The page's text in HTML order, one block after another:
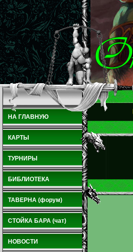
НА ГЛАВНУЮ
КАРТЫ
ТУРНИРЫ
БИБЛИОТЕКА
ТАВЕРНА (форум)
СТОЙКА БАРА (чат)
НОВОСТИ